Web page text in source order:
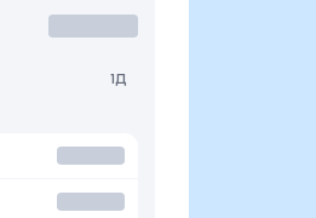
1Д